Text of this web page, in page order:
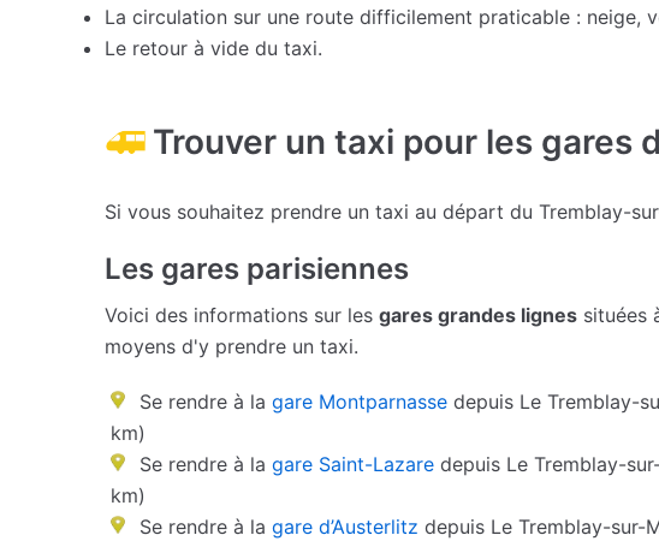
La circulation sur une route difficilement praticable : neige,
Le retour à vide du taxi.
Trouver un taxi pour les gares
Si vous souhaitez prendre un taxi au départ du Tremblay-
Les gares parisiennes
Voici des informations sur les gares grandes lignes situées
moyens d'y prendre un taxi.
Se rendre à la gare Montparnasse depuis Le Tremblay-
km)
Se rendre à la gare Saint-Lazare depuis Le Tremblay-
km)
Se rendre à la gare d’Austerlitz depuis Le Tremblay-sur-